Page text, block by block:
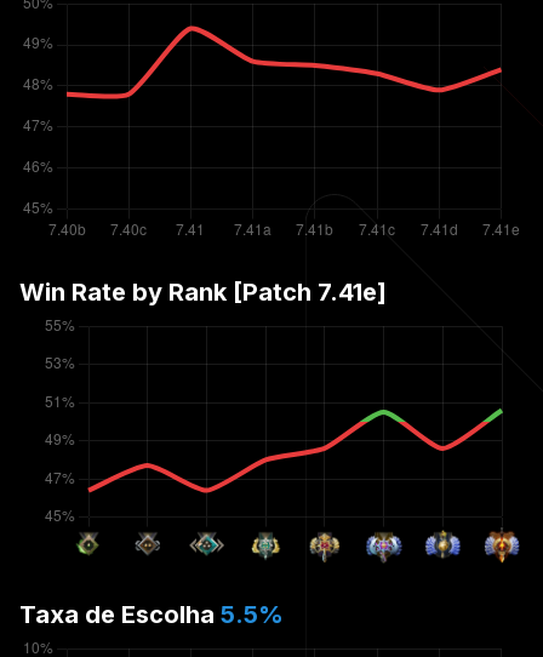
Win Rate by Rank [Patch 7.41e]
Taxa de Escolha 5.5%